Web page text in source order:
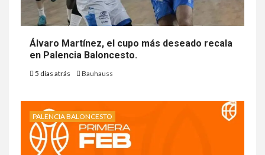
Álvaro Martínez, el cupo más deseado recala
en Palencia Baloncesto.
5 días atrás Bauhauss
PALENCIA BALONCESTO